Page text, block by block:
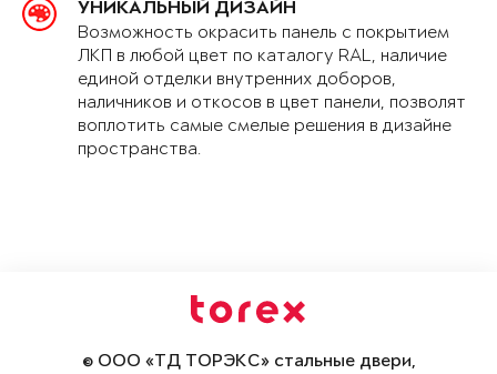
УНИКАЛЬНЫЙ ДИЗАЙН
Возможность окрасить панель с покрытием
ЛКП в любой цвет по каталогу RAL, наличие
единой отделки внутренних доборов,
наличников и откосов в цвет панели, позволят
воплотить самые смелые решения в дизайне
пространства.
© ООО «ТД ТОРЭКС» стальные двери,